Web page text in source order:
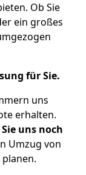
Ob Sie
ein großes
für Sie.
uns
erhalten.
uns noch
Umzug von